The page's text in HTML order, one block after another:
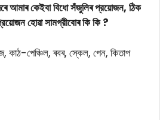
আমাৰ কেইবা বিধো সঁজুলিৰ প্রয়ােজন, ঠিক
হােৱা সামগ্রীবােৰ কি কি ?
কাঠ-পেঞ্চিল, ৰবৰ, স্কেল, পেন, কিতাপ